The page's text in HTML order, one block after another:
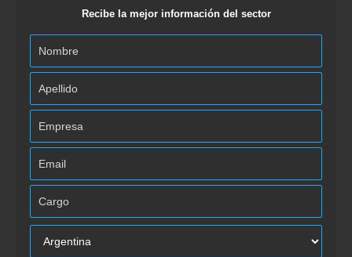
Recibe la mejor información del sector